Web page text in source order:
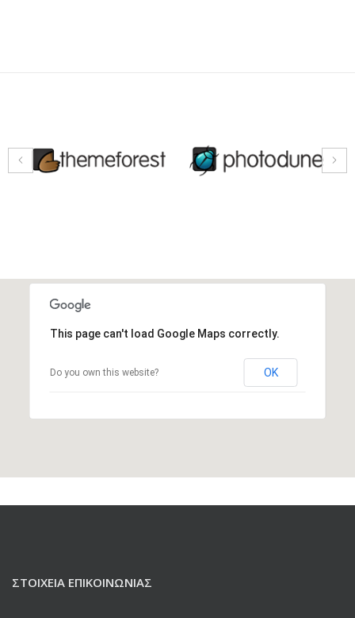
This page can't load Google Maps correctly.
Do you own this website? OK
ΣΤΟΙΧΕΊΑ ΕΠΙΚΟΙΝΩΝΊΑΣ